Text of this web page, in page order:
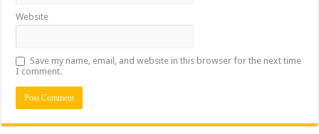
Website
Save my name, email, and website in this browser for the next time
I comment.